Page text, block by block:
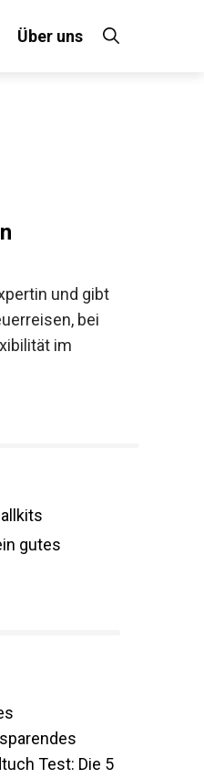
Über uns
und gibt
bei
im
gutes
Test: Die 5